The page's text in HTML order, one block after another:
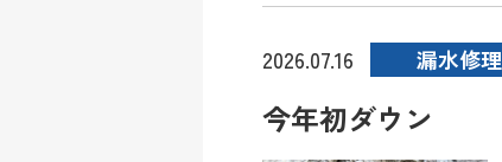
2026.07.16 漏水修理
今年初ダウン